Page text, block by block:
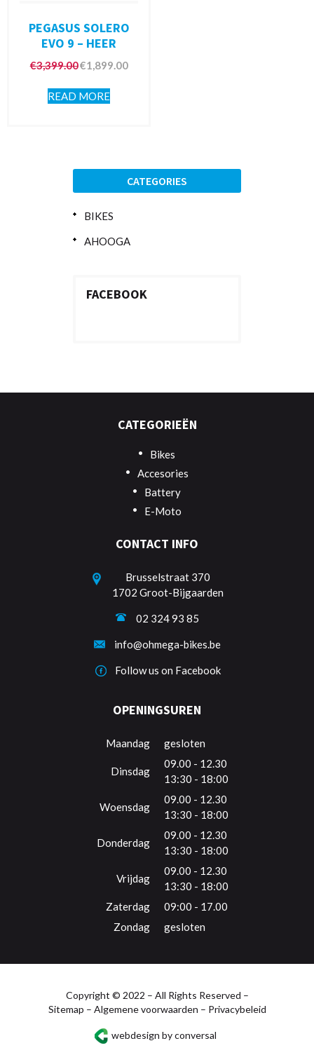
CATEGORIES
BIKES
AHOOGA
FACEBOOK
PEGASUS SOLERO
EVO 9 – HEER
€3,399.00€1,899.00
READ MORE
CATEGORIEËN
Bikes
Accesories
Battery
E-Moto
CONTACT INFO
Brusselstraat 370
1702 Groot-Bijgaarden
02 324 93 85
info@ohmega-bikes.be
Follow us on Facebook
OPENINGSUREN
Maandag gesloten
Dinsdag
09.00 - 12.30
13:30 - 18:00
Woensdag
09.00 - 12.30
13:30 - 18:00
Donderdag
09.00 - 12.30
13:30 - 18:00
Vrijdag
09.00 - 12.30
13:30 - 18:00
Zaterdag
09:00 - 17.00
Zondag
gesloten
Copyright © 2022 – All Rights Reserved –
Sitemap – Algemene voorwaarden – Privacybeleid
webdesign by conversal